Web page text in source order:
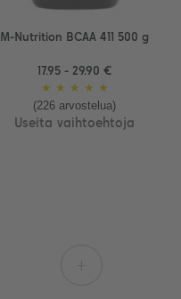
M-Nutrition BCAA 411 500 g
17.95 - 29.90 €
★ ★ ★ ★ ★
(226 arvostelua)
Useita vaihtoehtoja